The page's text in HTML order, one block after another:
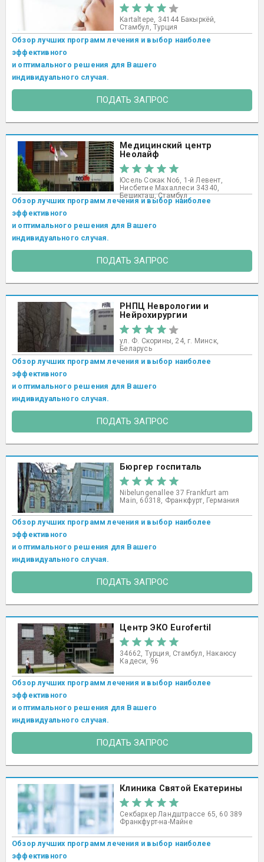
Kartaltepe, 34144 Бакыркёй,
Стамбул, Турция
Обзор лучших программ лечения и выбор наиболее
эффективного
и оптимального решения для Вашего
индивидуального случая.
ПОДАТЬ ЗАПРОС
Медицинский центр
Неолайф
Юсель Сокак No6, 1-й Левент,
Нисбетие Махаллеси 34340,
Бешикташ, Стамбул ​
Обзор лучших программ лечения и выбор наиболее
эффективного
и оптимального решения для Вашего
индивидуального случая.
ПОДАТЬ ЗАПРОС
РНПЦ Неврологии и
Нейрохирургии
ул. Ф. Скорины, 24, г. Минск,
Беларусь
Обзор лучших программ лечения и выбор наиболее
эффективного
и оптимального решения для Вашего
индивидуального случая.
ПОДАТЬ ЗАПРОС
Бюргер госпиталь
Nibelungenallee 37 Frankfurt am
Main, 60318, Франкфурт, Германия
Обзор лучших программ лечения и выбор наиболее
эффективного
и оптимального решения для Вашего
индивидуального случая.
ПОДАТЬ ЗАПРОС
Центр ЭКО Eurofertil
34662, Турция, Стамбул, Накаюсу
Кадеси, 96
Обзор лучших программ лечения и выбор наиболее
эффективного
и оптимального решения для Вашего
индивидуального случая.
ПОДАТЬ ЗАПРОС
Клиника Святой Екатерины
Секбархер Ландштрассе 65, 60 389
Франкфурт-на-Майне
Обзор лучших программ лечения и выбор наиболее
эффективного